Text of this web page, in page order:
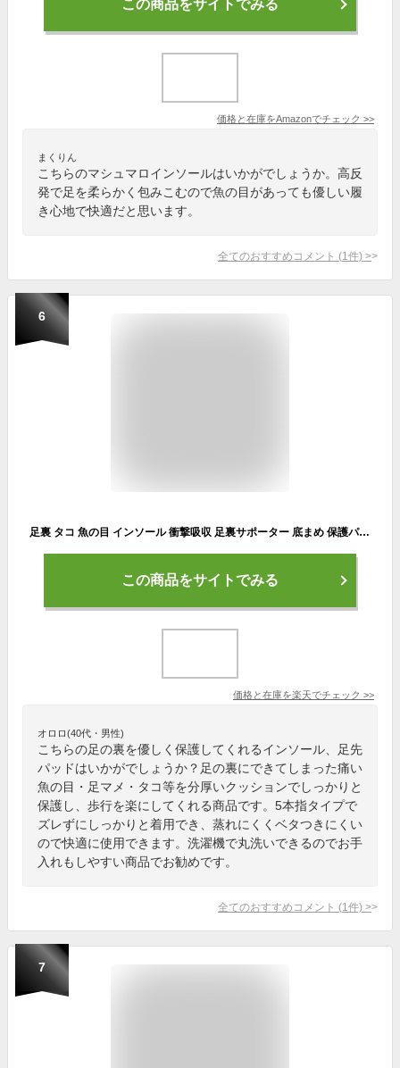
この商品をサイトでみる
価格と在庫をAmazonでチェック >>
まくりん
こちらのマシュマロインソールはいかがでしょうか。高反
発で足を柔らかく包みこむので魚の目があっても優しい履
き心地で快適だと思います。
全てのおすすめコメント (1 件) >
6
足裏 タコ 魚の目 インソール 衝撃吸収 足裏サポーター 底まめ 保護パッド 足先サポーター 靴下 ソックス クッションパッド 5本指 足 痛くならない パンプス 痛くない 立ち仕事 靴 蒸れない 疲れない スニーカー 足の臭い 対策 剣道 サポーター 足先 綿混 パット 薄手 日本製
この商品をサイトでみる
価格と在庫を楽天でチェック >>
オロロ(40代・男性)
こちらの足の裏を優しく保護してくれるインソール、足先
パッドはいかがでしょうか？足の裏にできてしまった痛い
魚の目・足マメ・タコ等を分厚いクッションでしっかりと
保護し、歩行を楽にしてくれる商品です。5本指タイプで
ズレずにしっかりと着用でき、蒸れにくくベタつきにくい
ので快適に使用できます。洗濯機で丸洗いできるのでお手
入れもしやすい商品でお勧めです。
全てのおすすめコメント (1 件) >
7